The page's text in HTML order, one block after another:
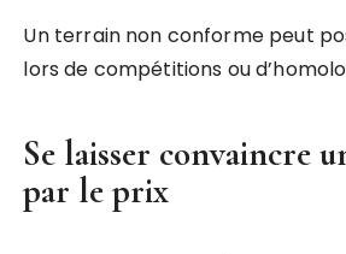
Un terrain non conforme peut
lors de compétitions ou
Se laisser convaincre
par le prix